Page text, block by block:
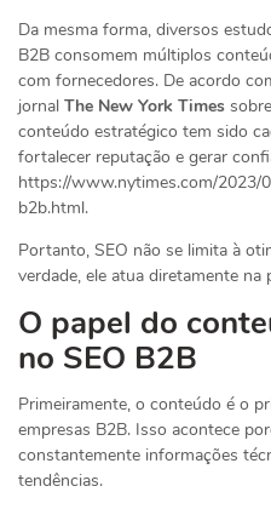
Da mesma forma, diversos
B2B consomem múltiplos
com fornecedores. De acordo
jornal The New York Times
conteúdo estratégico tem sido
fortalecer reputação e gerar
https://www.nytimes.com/2023/
b2b.html.
Portanto, SEO não se limita à
verdade, ele atua diretamente na
O papel do
no SEO B2B
Primeiramente, o conteúdo é o
empresas B2B. Isso acontece
constantemente informações
tendências.